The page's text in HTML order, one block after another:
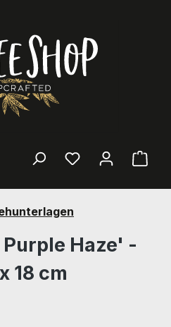
Haze' -
18 cm